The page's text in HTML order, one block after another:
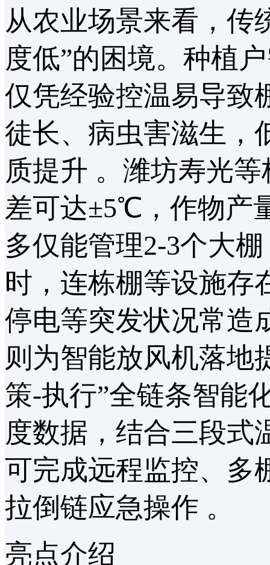
从农业场景来看，传
度低”的困境。种植
仅凭经验控温易导
徒长、病虫害滋生，
质提升 。潍坊寿光
差可达±5℃，作物产
多仅能管理2-3个大
时，连栋棚等设施存
停电等突发状况常造
则为智能放风机落地
策-执行”全链条智能
度数据，结合三段式
可完成远程监控、多
拉倒链应急操作 。
亮点介绍